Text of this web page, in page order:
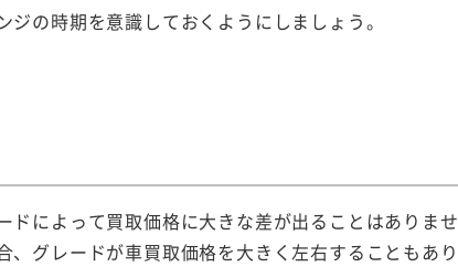
の時期を意識しておくようにしましょう。
ドによって買取価格に大きな差が出ることはありませ
、グレードが車買取価格を大きく左右することもあり